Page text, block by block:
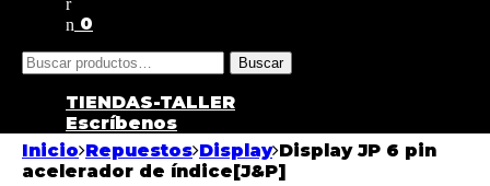
0
Buscar
TIENDAS-TALLER
Escríbenos
Inicio Repuestos Display Display JP 6 pin
acelerador de índice[J&P]